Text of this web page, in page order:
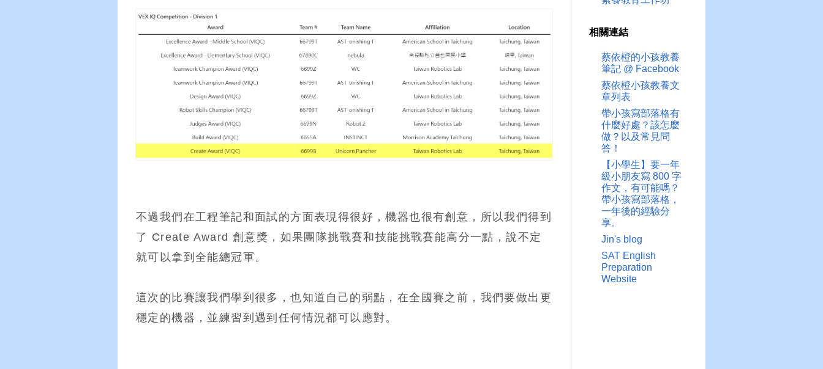
不過我們在工程筆記和面試的方面表現得很好，機器也很有創意，所以我們得到
了 Create Award 創意獎，如果團隊挑戰賽和技能挑戰賽能高分一點，說不定
就可以拿到全能總冠軍。
這次的比賽讓我們學到很多，也知道自己的弱點，在全國賽之前，我們要做出更
穩定的機器，並練習到遇到任何情況都可以應對。
相關連結
蔡依橙的小孩教養
筆記 @ Facebook
蔡依橙小孩教養文
章列表
帶小孩寫部落格有
什麼好處？該怎麼
做？以及常見問
答！
【小學生】要一年
級小朋友寫 800 字
作文，有可能嗎？
帶小孩寫部落格，
一年後的經驗分
享。
Jin's blog
SAT English
Preparation
Website